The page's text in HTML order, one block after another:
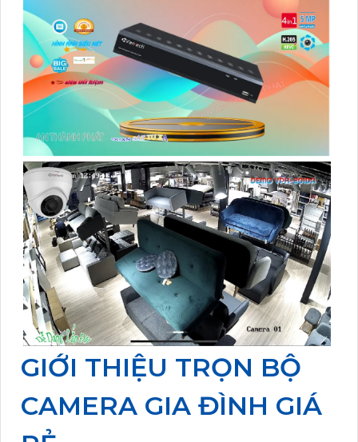
GIỚI THIỆU TRỌN BỘ
CAMERA GIA ĐÌNH GIÁ